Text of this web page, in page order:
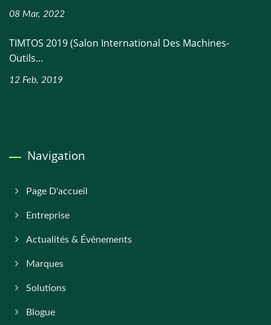
08 Mar, 2022
TIMTOS 2019 (Salon International Des Machines-
Outils...
12 Feb, 2019
Navigation
Page D'accueil
Entreprise
Actualités & Événements
Marques
Solutions
Blogue